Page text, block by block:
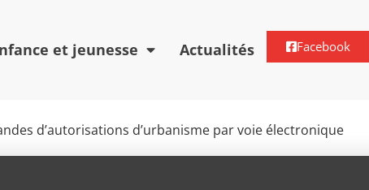
et jeunesse Actualités Facebook
d’autorisations d’urbanisme par voie électronique